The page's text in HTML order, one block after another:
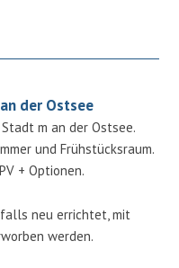
der Ostsee
m an der Ostsee.
und Frühstücksraum.
+ Optionen.
neu errichtet, mit
werden.